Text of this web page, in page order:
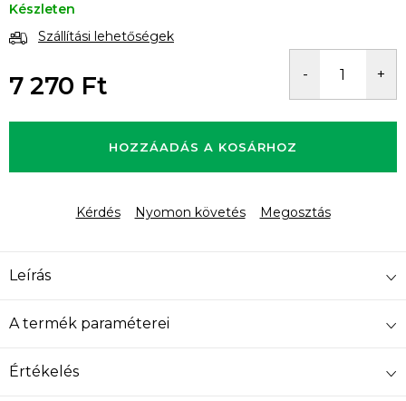
Készleten
Szállítási lehetőségek
7 270 Ft
HOZZÁADÁS A KOSÁRHOZ
Kérdés Nyomon követés Megosztás
Leírás
A termék paraméterei
Értékelés